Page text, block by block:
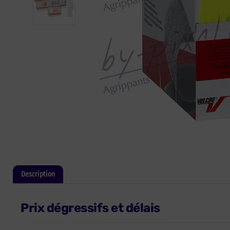
Description
Prix dégressifs et délais